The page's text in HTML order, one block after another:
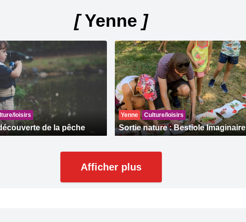
[Yenne ]
loisirs
de la pêche
Yenne Culture/loisirs
Sortie nature : Bestiole Imaginaire
Afficher plus